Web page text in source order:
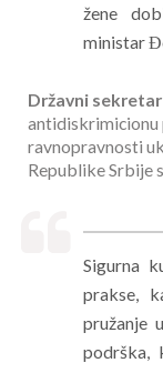
žene
ministar
Državni
antidiskrimicionu
ravnopravnosti
Republike Srbije
Sigurna
prakse,
pružanje
podrška,